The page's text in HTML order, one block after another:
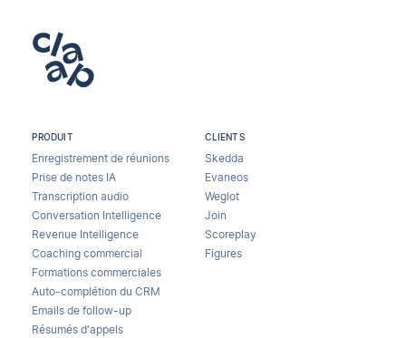
PRODUIT
Enregistrement de réunions
Prise de notes IA
Transcription audio
Conversation Intelligence
Revenue Intelligence
Coaching commercial
Formations commerciales
Auto-complétion du CRM
Emails de follow-up
Résumés d'appels
CLIENTS
Skedda
Evaneos
Weglot
Join
Scoreplay
Figures